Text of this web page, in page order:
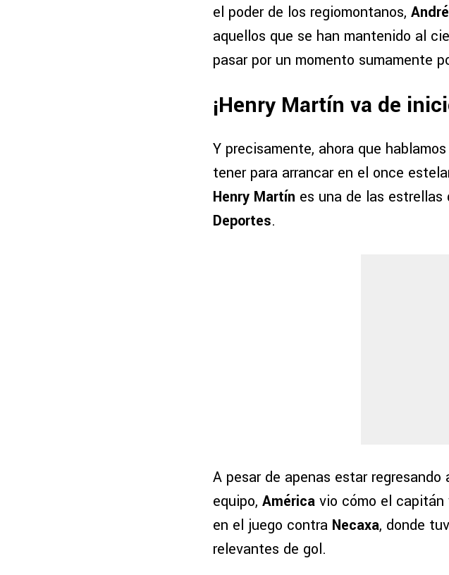
el poder de los regiomontanos,
aquellos que se han mantenido al
pasar por un momento sumamente
¡Henry Martín va de
Y precisamente, ahora que
tener para arrancar en el once
Henry Martín es una de las estrellas
Deportes.
A pesar de apenas estar
equipo, América vio cómo el
en el juego contra Necaxa, donde
relevantes de gol.